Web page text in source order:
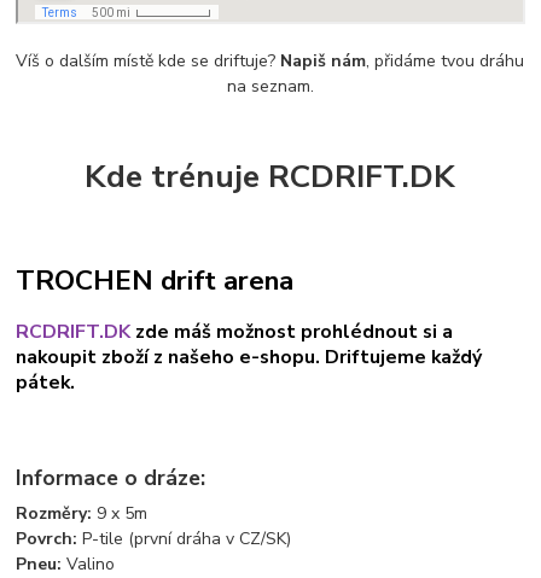
Víš o dalším místě kde se driftuje? Napiš nám, přidáme tvou dráhu
na seznam.
Kde trénuje RCDRIFT.DK
TROCHEN drift arena
RCDRIFT.DKzde máš možnost prohlédnout si a
nakoupit zboží z našeho e-shopu. Driftujeme každý
pátek.
Informace o dráze:
Rozměry: 9 x 5m
Povrch:P-tile (první dráha v CZ/SK)
Pneu:Valino